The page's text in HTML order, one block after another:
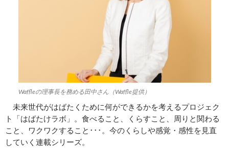
Waffleの理事長を務める田中さん（Waffle提供）
未来世代がはばたくために何ができるかを考えるプロジェク
ト「はばたけラボ」。食べること、くらすこと、周りと関わる
こと、ワクワクすること･･･。今のくらしや感覚・感性を見直
していく連載シリーズ。